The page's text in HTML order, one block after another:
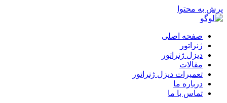
پرش به محتوا
صفحه اصلی
ژنراتور
دیزل ژنراتور
مقالات
تعمیرات دیزل ژنراتور
درباره ما
تماس با ما